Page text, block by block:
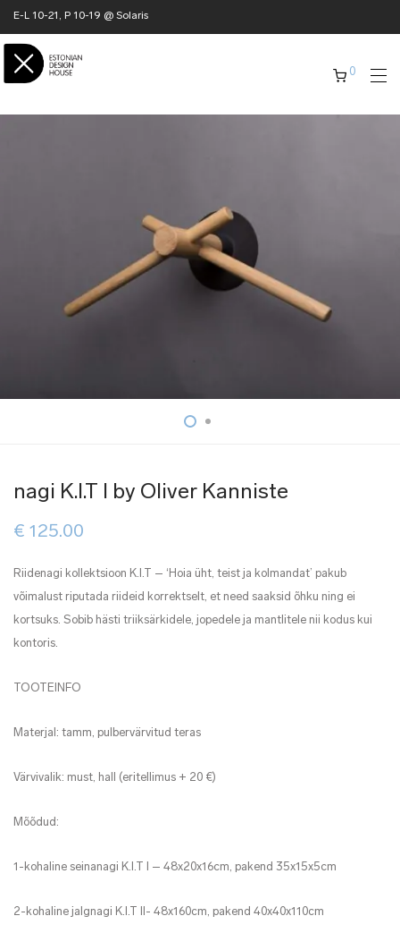
E-L 10-21, P 10-19 @ Solaris
0
nagi K.I.T I by Oliver Kanniste
€ 125.00
Riidenagi kollektsioon K.I.T – ‘Hoia üht, teist ja kolmandat’ pakub
võimalust riputada riideid korrektselt, et need saaksid õhku ning ei
kortsuks. Sobib hästi triiksärkidele, jopedele ja mantlitele nii kodus kui
kontoris.
TOOTEINFO
Materjal: tamm, pulbervärvitud teras
Värvivalik: must, hall (eritellimus + 20 €)
Mõõdud:
1-kohaline seinanagi K.I.T I – 48x20x16cm, pakend 35x15x5cm
2-kohaline jalgnagi K.I.T II- 48x160cm, pakend 40x40x110cm